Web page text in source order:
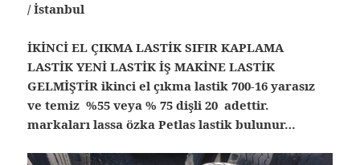
/ İstanbul
İKİNCİ EL ÇIKMA LASTİK SIFIR KAPLAMA
LASTİK YENİ LASTİK İŞ MAKİNE LASTİK
GELMİŞTİR ikinci el çıkma lastik 700-16 yarasız
ve temiz %55 veya % 75 dişli 20 adettir.
markaları lassa özka Petlas lastik bulunur…